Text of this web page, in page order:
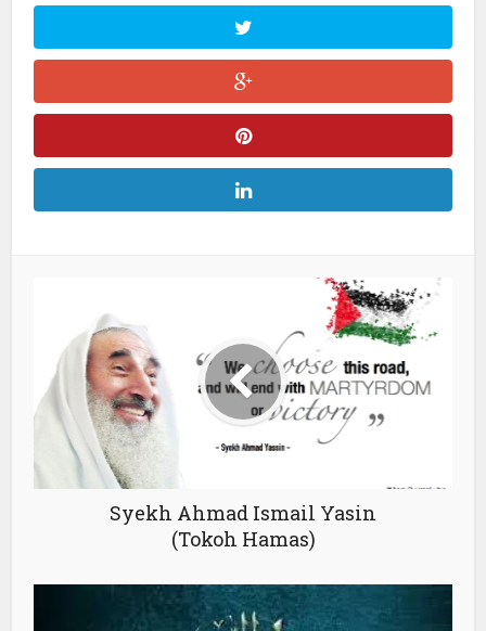
Syekh Ahmad Ismail Yasin
(Tokoh Hamas)